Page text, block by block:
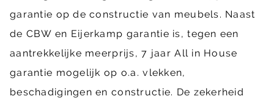
garantie op de constructie van meubels. Naast
de CBW en Eijerkamp garantie is, tegen een
aantrekkelijke meerprijs, 7 jaar All in House
garantie mogelijk op o.a. vlekken,
beschadigingen en constructie. De zekerheid